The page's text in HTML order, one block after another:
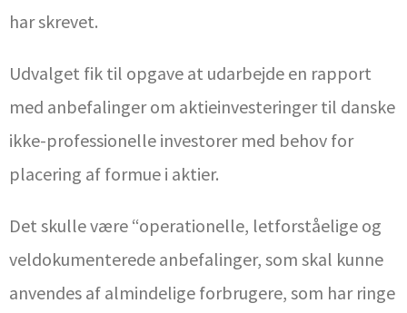
har skrevet.
Udvalget fik til opgave at udarbejde en rapport
med anbefalinger om aktieinvesteringer til danske
ikke-professionelle investorer med behov for
placering af formue i aktier.
Det skulle være “operationelle, letforståelige og
veldokumenterede anbefalinger, som skal kunne
anvendes af almindelige forbrugere, som har ringe